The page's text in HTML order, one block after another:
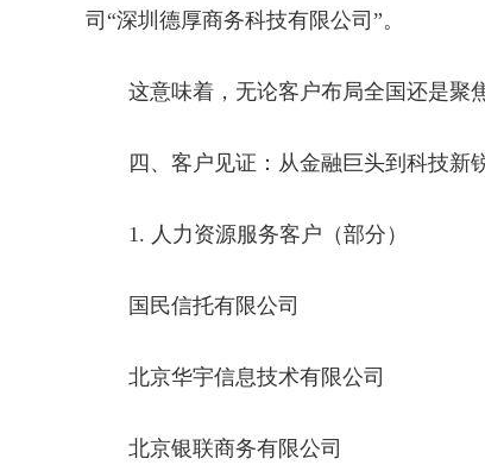
司“深圳德厚商务科技有限公司”。
这意味着，无论客户布局全国还是聚
四、客户见证：从金融巨头到科技新
1. 人力资源服务客户（部分）
国民信托有限公司
北京华宇信息技术有限公司
北京银联商务有限公司